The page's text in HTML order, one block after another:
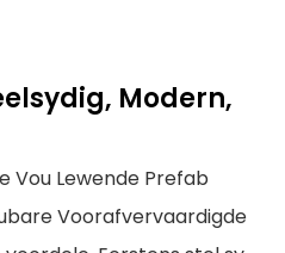
Modern,
Vou Lewende Prefab
Voorafvervaardigde